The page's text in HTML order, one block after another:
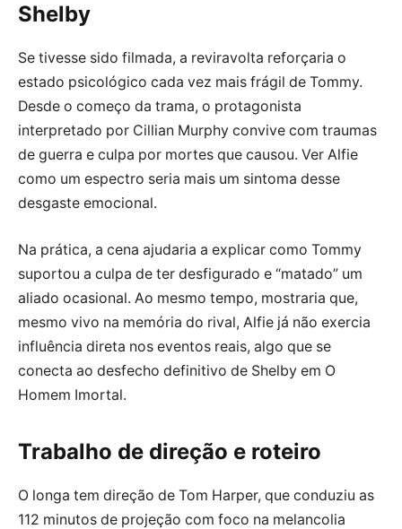
Shelby
Se tivesse sido filmada, a reviravolta reforçaria o
estado psicológico cada vez mais frágil de Tommy.
Desde o começo da trama, o protagonista
interpretado por Cillian Murphy convive com traumas
de guerra e culpa por mortes que causou. Ver Alfie
como um espectro seria mais um sintoma desse
desgaste emocional.
Na prática, a cena ajudaria a explicar como Tommy
suportou a culpa de ter desfigurado e “matado” um
aliado ocasional. Ao mesmo tempo, mostraria que,
mesmo vivo na memória do rival, Alfie já não exercia
influência direta nos eventos reais, algo que se
conecta ao desfecho definitivo de Shelby em O
Homem Imortal.
Trabalho de direção e roteiro
O longa tem direção de Tom Harper, que conduziu as
112 minutos de projeção com foco na melancolia